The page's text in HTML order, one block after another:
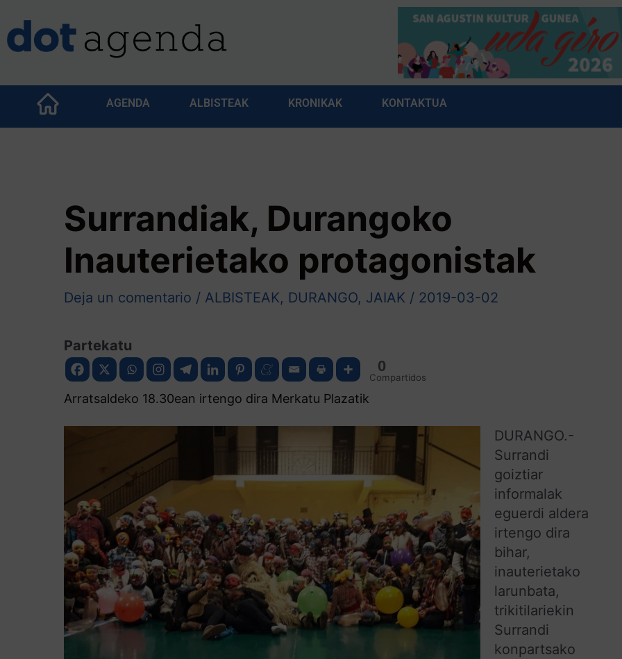
AGENDA ALBISTEAK KRONIKAK KONTAKTUA
Surrandiak, Durangoko
Inauterietako protagonistak
Deja un comentario / ALBISTEAK, DURANGO, JAIAK / 2019-03-02
Partekatu
0
Compartidos
Arratsaldeko 18.30ean irtengo dira Merkatu Plazatik
DURANGO.-
Surrandi
goiztiar
informalak
eguerdi aldera
irtengo dira
bihar,
inauterietako
larunbata,
trikitilariekin
Surrandi
konpartsako